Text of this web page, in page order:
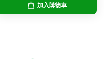
加入購物車